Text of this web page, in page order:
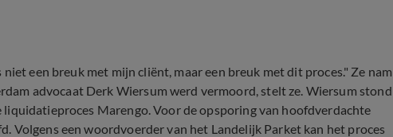
een breuk met mijn cliënt, maar een breuk met dit proces." Ze nam
advocaat Derk Wiersum werd vermoord, stelt ze. Wiersum stond
Marengo. Voor de opsporing van hoofdverdachte
Volgens een woordvoerder van het Landelijk Parket kan het proces